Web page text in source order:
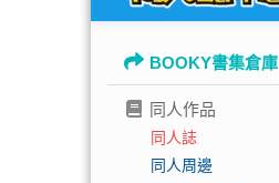
BOOKY書集倉庫
同人作品
同人誌
同人周邊